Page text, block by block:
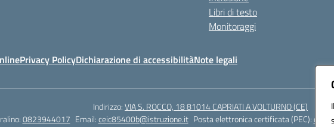
Libri di testo
Monitoraggi
Privacy PolicyDichiarazione di accessibilitàNote legali
Indirizzo:VIA S. ROCCO, 18 81014 CAPRIATI A VOLTURNO (CE)
0823944017 Email:ceic85400b@istruzione.it Posta elettronica certificata (PEC):